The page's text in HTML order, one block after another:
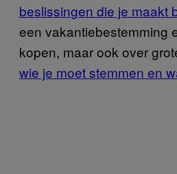
beslissingen die je maakt
een vakantiebestemming
kopen, maar ook over
wie je moet stemmen en